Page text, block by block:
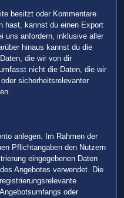
besitzt oder Kommentare
hast, kannst du einen Export
uns anfordern, inklusive aller
hinaus kannst du die
die wir von dir
nicht die Daten, die wir
sicherheitsrelevanter
anlegen. Im Rahmen der
Pflichtangaben den Nutzern
eingegebenen Daten
Angebotes verwendet. Die
oder